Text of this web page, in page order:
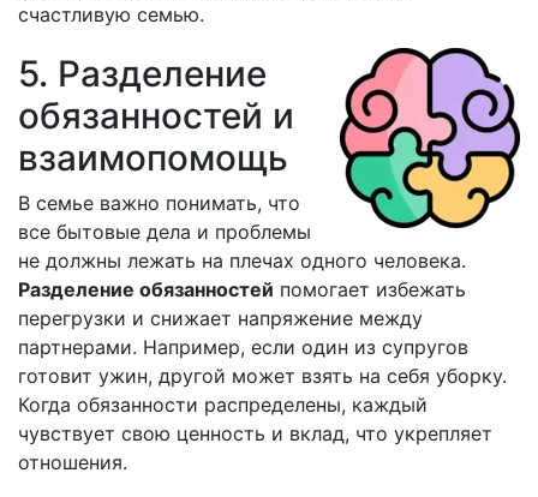
счастливую семью.
5. Разделение
обязанностей и
взаимопомощь
В семье важно понимать, что
все бытовые дела и проблемы
не должны лежать на плечах одного человека.
Разделение обязанностей помогает избежать
перегрузки и снижает напряжение между
партнерами. Например, если один из супругов
готовит ужин, другой может взять на себя уборку.
Когда обязанности распределены, каждый
чувствует свою ценность и вклад, что укрепляет
отношения.